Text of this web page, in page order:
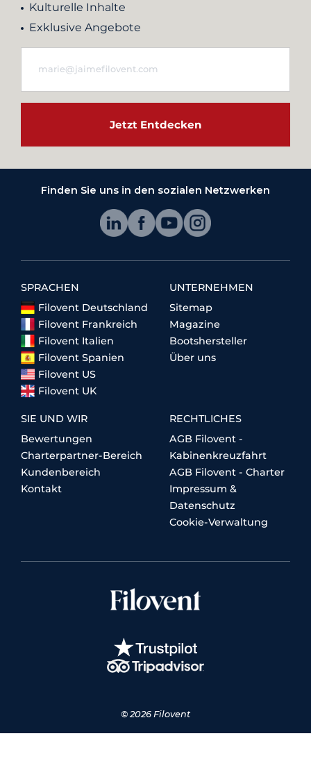
Kulturelle Inhalte
Exklusive Angebote
Jetzt Entdecken
Finden Sie uns in den sozialen Netzwerken
SPRACHEN
Filovent Deutschland
Filovent Frankreich
Filovent Italien
Filovent Spanien
Filovent US
Filovent UK
UNTERNEHMEN
Sitemap
Magazine
Bootshersteller
Über uns
SIE UND WIR
Bewertungen
Charterpartner-Bereich
Kundenbereich
Kontakt
RECHTLICHES
AGB Filovent -
Kabinenkreuzfahrt
AGB Filovent - Charter
Impressum &
Datenschutz
Cookie-Verwaltung
© 2026 Filovent